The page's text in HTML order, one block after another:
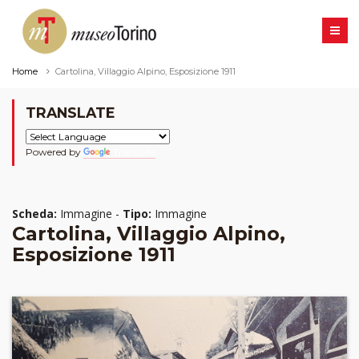
Home Cartolina, Villaggio Alpino, Esposizione 1911
TRANSLATE
Powered by
Scheda: Immagine - Tipo: Immagine
Cartolina, Villaggio Alpino,
Esposizione 1911